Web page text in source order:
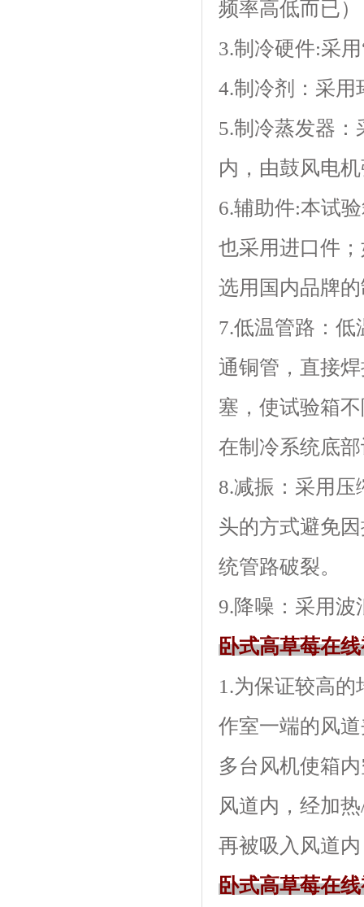
频率高低而已）
3.制冷硬件:采用
4.制冷剂：
5.制冷蒸发器
内，由鼓风电机
6.辅助件:本试验
也采用进口件
选用国内品牌的
7.低温管路
通铜管，直接
塞，使试验
在制冷系统底部设
8.减振：采
头的方式避免因
统管路破裂。
9.降噪：采用
卧式高草莓在
1.为保证较高的
作室一端的风道夹
多台风机使箱内
风道内，经
再被吸入风道内
卧式高草莓在